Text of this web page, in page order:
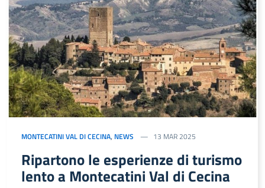
MONTECATINI VAL DI CECINA, NEWS 13 MAR 2025
Ripartono le esperienze di turismo
lento a Montecatini Val di Cecina